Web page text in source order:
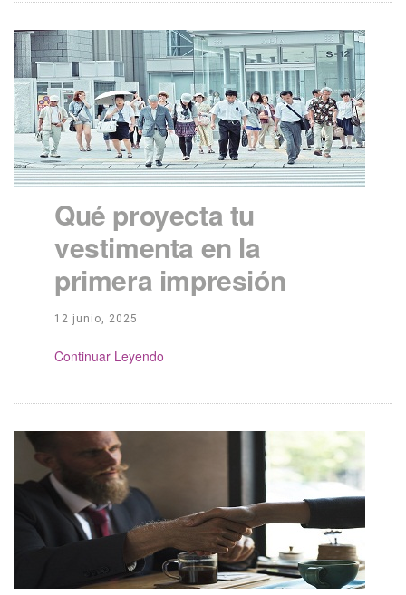
Qué proyecta tu
vestimenta en la
primera impresión
12 junio, 2025
Continue Reading